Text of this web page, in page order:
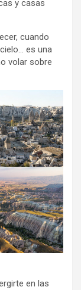
y casas
cuando
es una
volar sobre
en las